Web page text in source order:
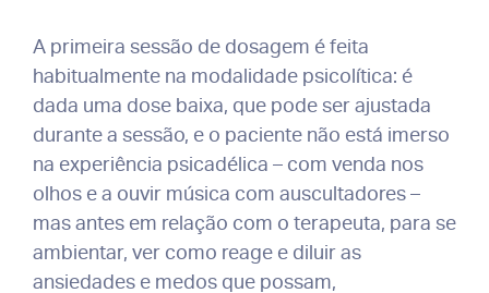
A primeira sessão de dosagem é feita
habitualmente na modalidade psicolítica: é
dada uma dose baixa, que pode ser ajustada
durante a sessão, e o paciente não está imerso
na experiência psicadélica – com venda nos
olhos e a ouvir música com auscultadores –
mas antes em relação com o terapeuta, para se
ambientar, ver como reage e diluir as
ansiedades e medos que possam,